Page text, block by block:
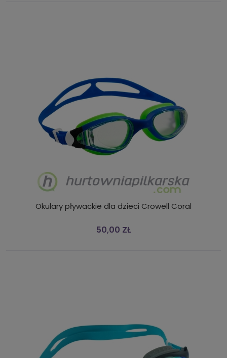
Okulary pływackie dla dzieci Crowell Coral
50,00 ZŁ